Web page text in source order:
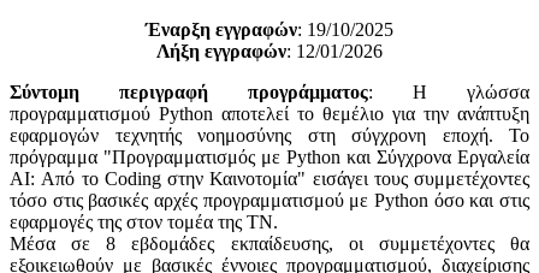
Έναρξη εγγραφών: 19/10/2025
Λήξη εγγραφών: 12/01/2026
Σύντομη περιγραφή προγράμματος: Η γλώσσα
προγραμματισμού Python αποτελεί το θεμέλιο για την ανάπτυξη
εφαρμογών τεχνητής νοημοσύνης στη σύγχρονη εποχή. Το
πρόγραμμα "Προγραμματισμός με Python και Σύγχρονα Εργαλεία
AI: Από το Coding στην Καινοτομία" εισάγει τους συμμετέχοντες
τόσο στις βασικές αρχές προγραμματισμού με Python όσο και στις
εφαρμογές της στον τομέα της ΤΝ.
Μέσα σε 8 εβδομάδες εκπαίδευσης, οι συμμετέχοντες θα
εξοικειωθούν με βασικές έννοιες προγραμματισμού, διαχείρισης